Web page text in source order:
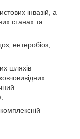
інвазій, а
станах та
ентеробіоз,
шляхів